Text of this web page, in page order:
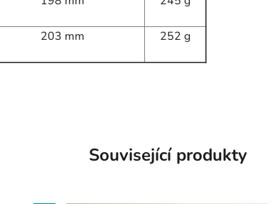
203 mm 252 g
Související produkty